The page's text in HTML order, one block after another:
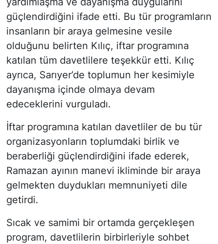
güçlendirdiğini ifade etti. Bu tür programların
insanların bir araya gelmesine vesile
olduğunu belirten Kılıç, iftar programına
katılan tüm davetlilere teşekkür etti. Kılıç
ayrıca, Sarıyer’de toplumun her kesimiyle
dayanışma içinde olmaya devam
edeceklerini vurguladı.
İftar programına katılan davetliler de bu tür
organizasyonların toplumdaki birlik ve
beraberliği güçlendirdiğini ifade ederek,
Ramazan ayının manevi ikliminde bir araya
gelmekten duydukları memnuniyeti dile
getirdi.
Sıcak ve samimi bir ortamda gerçekleşen
program, davetlilerin birbirleriyle sohbet